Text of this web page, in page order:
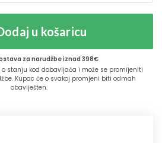
u košaricu
za narudžbe iznad 398€
stanju kod dobavljača i može se promijeniti
Kupac će o svakoj promjeni biti odmah
obaviješten.